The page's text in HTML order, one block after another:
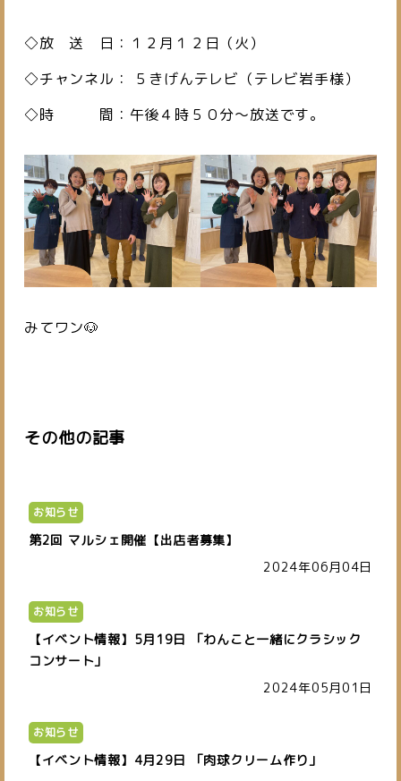
◇放 送 日：１２月１２日（火）
◇チャンネル： ５きげんテレビ（テレビ岩手様）
◇時 間：午後４時５０分～放送です。
みてワン🐶
その他の記事
お知らせ
第2回 マルシェ開催【出店者募集】
2024年06月04日
お知らせ
【イベント情報】5月19日 「わんこと一緒にクラシック
コンサート」
2024年05月01日
お知らせ
【イベント情報】4月29日 「肉球クリーム作り」